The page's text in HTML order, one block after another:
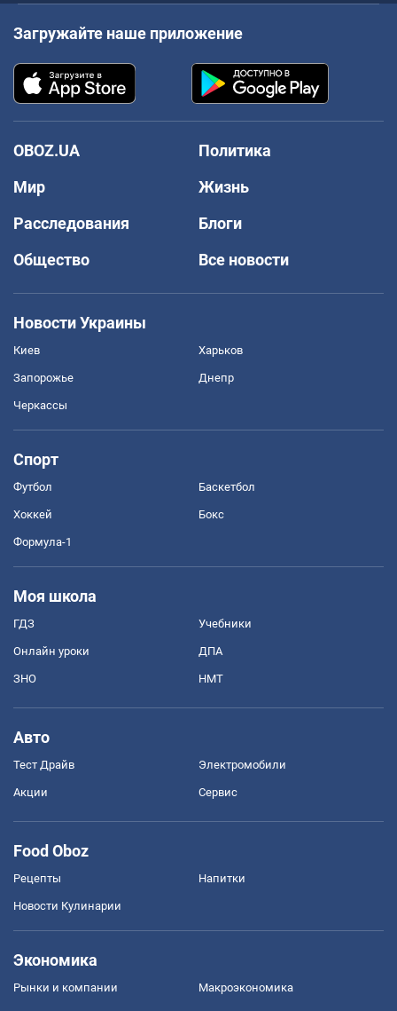
Загружайте наше приложение
OBOZ.UA
Политика
Мир
Жизнь
Расследования
Блоги
Общество
Все новости
Новости Украины
Киев Харьков
Запорожье Днепр
Черкассы
Спорт
Футбол Баскетбол
Хоккей Бокс
Формула-1
Моя школа
ГДЗ Учебники
Онлайн уроки ДПА
ЗНО НМТ
Авто
Тест Драйв Электромобили
Акции Сервис
Food Oboz
Рецепты Напитки
Новости Кулинарии
Экономика
Рынки и компании Mакроэкономика